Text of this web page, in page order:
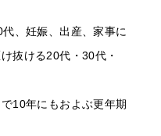
、妊娠、出産、家事に
抜ける20代・30代・
10年にもおよぶ更年期